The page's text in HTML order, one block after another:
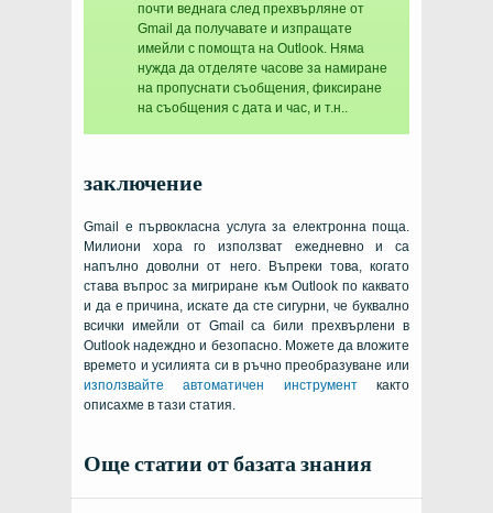
почти веднага след прехвърляне от
Gmail да получавате и изпращате
имейли с помощта на Outlook. Няма
нужда да отделяте часове за намиране
на пропуснати съобщения, фиксиране
на съобщения с дата и час, и т.н..
заключение
Gmail е първокласна услуга за електронна поща.
Милиони хора го използват ежедневно и са
напълно доволни от него. Въпреки това, когато
става въпрос за мигриране към Outlook по каквато
и да е причина, искате да сте сигурни, че буквално
всички имейли от Gmail са били прехвърлени в
Outlook надеждно и безопасно. Можете да вложите
времето и усилията си в ръчно преобразуване или
използвайте автоматичен инструменткакто
описахме в тази статия.
Още статии от базата знания